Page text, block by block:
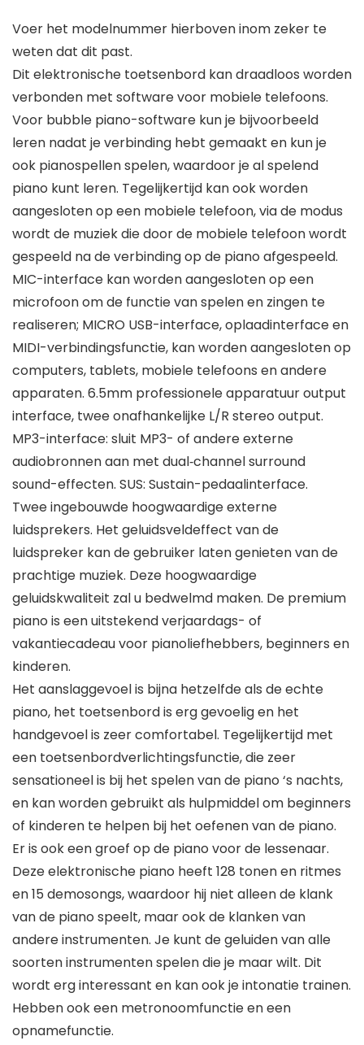
Voer het modelnummer hierboven inom zeker te
weten dat dit past.
Dit elektronische toetsenbord kan draadloos worden
verbonden met software voor mobiele telefoons.
Voor bubble piano-software kun je bijvoorbeeld
leren nadat je verbinding hebt gemaakt en kun je
ook pianospellen spelen, waardoor je al spelend
piano kunt leren. Tegelijkertijd kan ook worden
aangesloten op een mobiele telefoon, via de modus
wordt de muziek die door de mobiele telefoon wordt
gespeeld na de verbinding op de piano afgespeeld.
MIC-interface kan worden aangesloten op een
microfoon om de functie van spelen en zingen te
realiseren; MICRO USB-interface, oplaadinterface en
MIDI-verbindingsfunctie, kan worden aangesloten op
computers, tablets, mobiele telefoons en andere
apparaten. 6.5mm professionele apparatuur output
interface, twee onafhankelijke L/R stereo output.
MP3-interface: sluit MP3- of andere externe
audiobronnen aan met dual‑channel surround
sound-effecten. SUS: Sustain-pedaalinterface.
Twee ingebouwde hoogwaardige externe
luidsprekers. Het geluidsveldeffect van de
luidspreker kan de gebruiker laten genieten van de
prachtige muziek. Deze hoogwaardige
geluidskwaliteit zal u bedwelmd maken. De premium
piano is een uitstekend verjaardags- of
vakantiecadeau voor pianoliefhebbers, beginners en
kinderen.
Het aanslaggevoel is bijna hetzelfde als de echte
piano, het toetsenbord is erg gevoelig en het
handgevoel is zeer comfortabel. Tegelijkertijd met
een toetsenbordverlichtingsfunctie, die zeer
sensationeel is bij het spelen van de piano ‘s nachts,
en kan worden gebruikt als hulpmiddel om beginners
of kinderen te helpen bij het oefenen van de piano.
Er is ook een groef op de piano voor de lessenaar.
Deze elektronische piano heeft 128 tonen en ritmes
en 15 demosongs, waardoor hij niet alleen de klank
van de piano speelt, maar ook de klanken van
andere instrumenten. Je kunt de geluiden van alle
soorten instrumenten spelen die je maar wilt. Dit
wordt erg interessant en kan ook je intonatie trainen.
Hebben ook een metronoomfunctie en een
opnamefunctie.